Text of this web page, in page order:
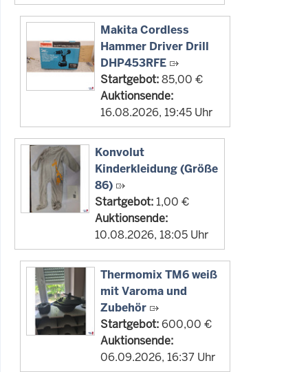
Makita Cordless
Hammer Driver Drill
DHP453RFE
Startgebot:85,00 €
Auktionsende:
16.08.2026, 19:45 Uhr
Konvolut
Kinderkleidung (Größe
86)
Startgebot:1,00 €
Auktionsende:
10.08.2026, 18:05 Uhr
Thermomix TM6 weiß
mit Varoma und
Zubehör
Startgebot:600,00 €
Auktionsende:
06.09.2026, 16:37 Uhr